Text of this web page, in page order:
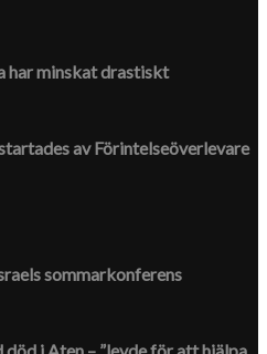
har minskat drastiskt
av Förintelse­överlevare
sommarkonferens
i Aten – ”levde för att hjälpa